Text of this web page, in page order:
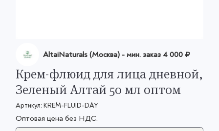
AltaiNaturals (Москва) - мин. заказ 4 000 ₽
Крем-флюид для лица дневной,
Зеленый Алтай 50 мл оптом
Артикул: KREM-FLUID-DAY
Оптовая цена без НДС.